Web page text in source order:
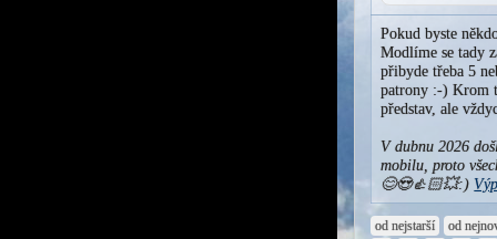
Pokud byste
Modlíme se tady
přibyde třeba 5
patrony :-) Krom
představ, ale
V dubnu 2026
mobilu, proto
😊😍👍🏻💥:)
od nejstarší
od